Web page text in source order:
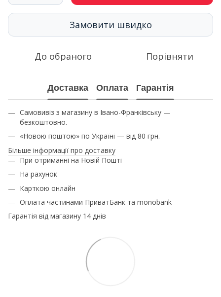
Замовити швидко
До обраного Порівняти
Доставка Оплата Гарантія
Самовивіз з магазину в Івано-Франківську —
безкоштовно.
«Новою поштою» по Україні — від 80 грн.
Більше інформації про доставку
При отриманні на Новій Пошті
На рахунок
Карткою онлайн
Оплата частинами ПриватБанк та monobank
Гарантія від магазину 14 днів